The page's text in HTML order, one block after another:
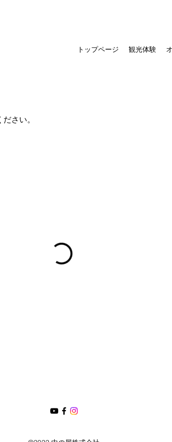
トップページ 観光体験
さい。